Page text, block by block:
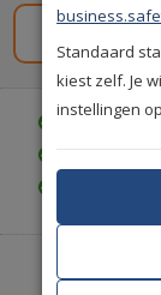
Gratis
Gratis
Gratis
Standaard
kiest zelf. Je
instellingen